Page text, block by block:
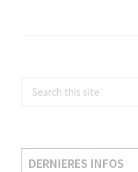
DERNIERES INFOS